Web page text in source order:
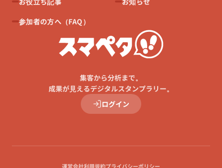
集客から分析まで。
成果が見えるデジタルスタンプラリー。
参加者の方へ（FAQ）
ログイン
運営会社利用規約プライバシーポリシー